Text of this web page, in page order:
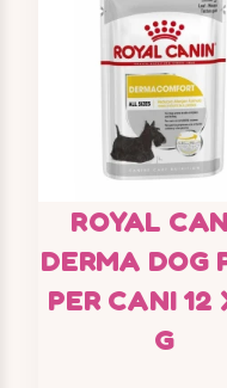
ROYAL
DERMA DOG
PER CANI 12
G